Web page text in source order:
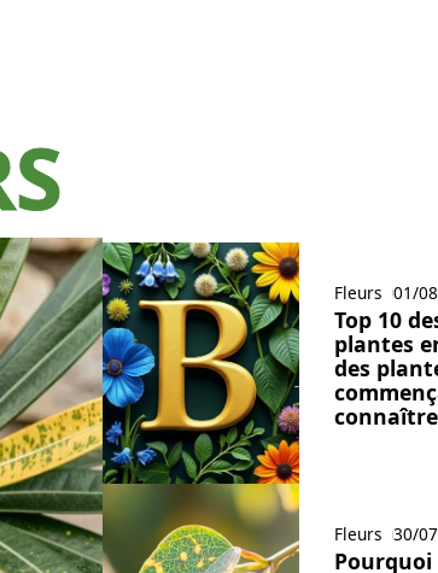
Fleurs 01/
Top 10
plantes
des
connaître
Fleurs 30/